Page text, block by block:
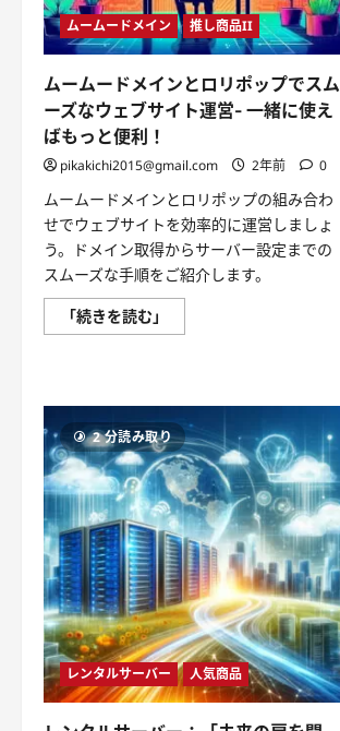
ムームードメイン 推し商品II
ムームードメインとロリポップでスム
ーズなウェブサイト運営- 一緒に使え
ばもっと便利！
pikakichi2015@gmail.com 2年前 0
ムームードメインとロリポップの組み合わ
せでウェブサイトを効率的に運営しましょ
う。ドメイン取得からサーバー設定までの
スムーズな手順をご紹介します。
「続きを読む」
ー
イ
ン
と
ロ
リ
ポ
ッ
プ
で
ス
ム
ー
ズ
な
ウ
ェ
ブ
サ
イ
ト
営-
2 分読み取り
レンタルサーバー 人気商品